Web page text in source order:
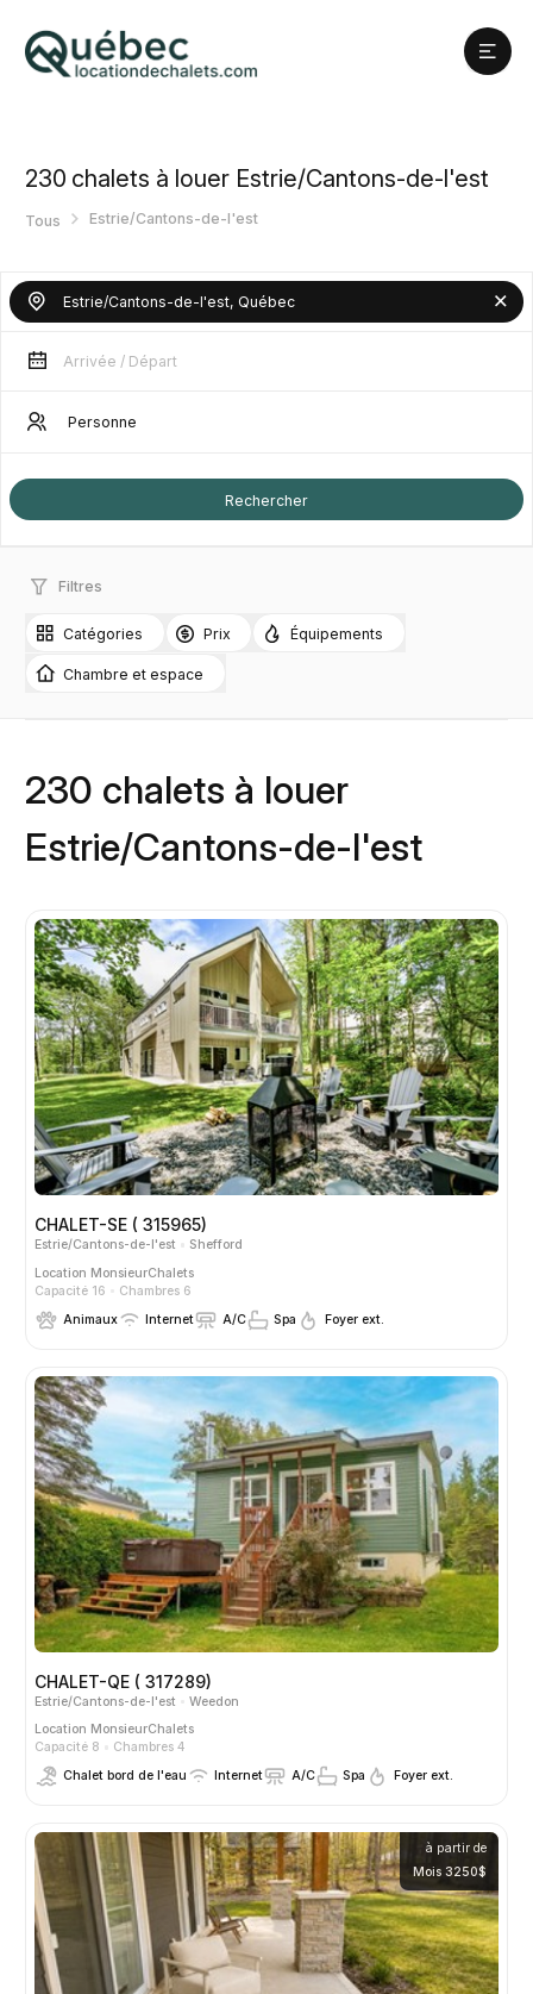
230 chalets à louer Estrie/Cantons-de-l'est
Tous Estrie/Cantons-de-l'est
Filtres
Catégories Prix Équipements
Chambre et espace
230 chalets à louer
Estrie/Cantons-de-l'est
CHALET-SE ( 315965)
Estrie/Cantons-de-l'est
Shefford
Location MonsieurChalets
Capacité 16
Chambres 6
Animaux
Internet A/C Spa Foyer ext.
CHALET-QE ( 317289)
Estrie/Cantons-de-l'est
Weedon
Location MonsieurChalets
Capacité 8
Chambres 4
Chalet bord de l'eau
Internet A/C Spa Foyer ext.
à partir de
Mois 3250$